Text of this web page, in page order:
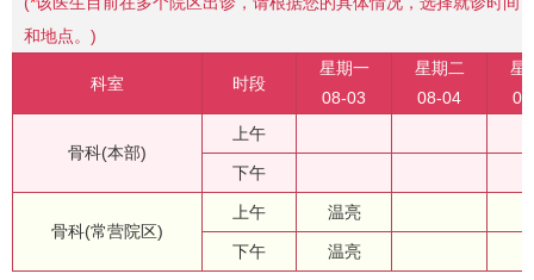
和地点。)
科室 时段
星期一
08-03
星期二
08-04
星
骨科(本部)
上午
下午
骨科(常营院区)
上午 温亮
下午 温亮